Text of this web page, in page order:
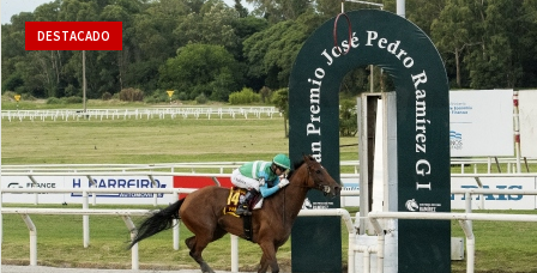
DESTACADO